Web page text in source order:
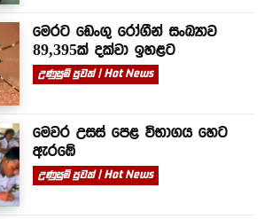
මෙරට ඩෙංගු රෝගීන් සංඛ්‍යාව
89,395ක් දක්වා ඉහළට
උණුසුම් පුවත් | Hot News
මෙවර උසස් පෙළ විභාගය හෙට
ඇරඹේ
උණුසුම් පුවත් | Hot News